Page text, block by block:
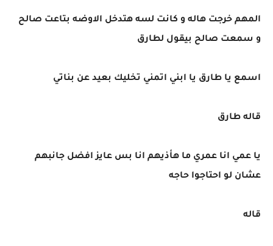
المهم خرجت هاله و كانت لسه هتدخل الاوضه بتاعت صالح
و سمعت صالح بيقول لطارق
اسمع يا طارق يا ابني اتمني تخليك بعيد عن بناتي
قاله طارق
يا عمي انا عمري ما هأذيهم انا بس عايز افضل جانبهم
عشان لو احتاجوا حاجه
قاله